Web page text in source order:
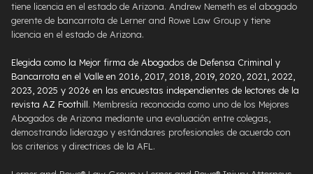
tiene licencia en el estado de Arizona. Andrew Nemeth es el abogado
gerente de bancarrota de Lerner and Rowe Law Group y tiene
licencia en el estado de Arizona.
Elegida como la Mejor firma de Abogados de Defensa Criminal y
Bancarrota en el Valle en 2016, 2017, 2018, 2019, 2020, 2021, 2022,
2023, 2025 y 2026 en las encuestas independientes de lectores de la
revista AZ Foothill. Membresía reconocida como uno de los Mejores
Abogados de Arizona mediante una evaluación entre colegas,
demostrando liderazgo y estándares profesionales de acuerdo con
los criterios y directrices de la AFL.